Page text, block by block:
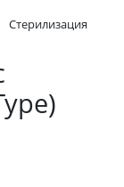
Стерилизация